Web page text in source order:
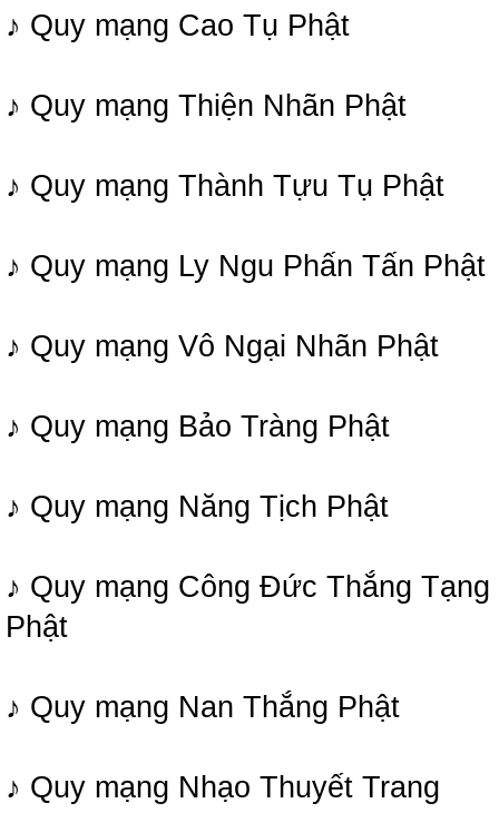
♪ Quy mạng Cao Tụ Phật
♪ Quy mạng Thiện Nhãn Phật
♪ Quy mạng Thành Tựu Tụ Phật
♪ Quy mạng Ly Ngu Phấn Tấn Phật
♪ Quy mạng Vô Ngại Nhãn Phật
♪ Quy mạng Bảo Tràng Phật
♪ Quy mạng Năng Tịch Phật
♪ Quy mạng Công Đức Thắng Tạng
Phật
♪ Quy mạng Nan Thắng Phật
♪ Quy mạng Nhạo Thuyết Trang